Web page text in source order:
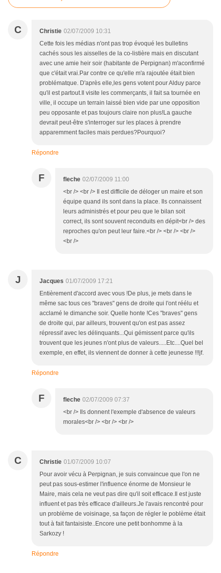
C Christie 02/07/2009 10:31
Cette fois les médias n'ont pas trop évoqué les bulletins
cachés sous les aisselles de la co-listière mais en discutant
avec une amie heir soir (habitante de Perpignan) m'aconfirmé
que c'était vrai.Par contre ce qu'elle m'a rajoutée était bien
problématque. D'après elle,les gens votent pour Alduy parce
qu'il est partout.Il visite les commerçants, il fait sa tournée en
ville, il occupe un terrain laissé bien vide par une opposition
peu opposante et pas toujours claire non plus!La gauche
devrait peut-être s'interroger sur les places à prendre
apparemment faciles mais perdues?Pourquoi?
Répondre
F fleche 02/07/2009 11:00
<br /> <br /> Il est difficile de déloger un maire et son
équipe quand ils sont dans la place. Ils connaissent
leurs administrés et pour peu que le bilan soit
correct, ils sont souvent reconduits en dépit<br /> des
reproches qu'on peut leur faire.<br /> <br /> <br />
<br />
J Jacques 01/07/2009 17:21
Entièrement d'accord avec vous !De plus, je mets dans le
même sac tous ces "braves" gens de droite qui l'ont réélu et
acclamé le dimanche soir. Quelle honte !Ces "braves" gens
de droite qui, par ailleurs, trouvent qu'on est pas assez
répressif avec les délinquants...Qui gémissent parce qu'ils
trouvent que les jeunes n'ont plus de valeurs.....Etc....Quel bel
exemple, en effet, ils viennent de donner à cette jeunesse !!!jf.
Répondre
F fleche 02/07/2009 07:37
<br /> Ils donnent l'exemple d'absence de valeurs
morales<br /> <br /> <br />
C Christie 01/07/2009 10:07
Pour avoir vécu à Perpignan, je suis convaincue que l'on ne
peut pas sous-estimer l'influence énorme de Monsieur le
Maire, mais cela ne veut pas dire qu'il soit efficace.Il est juste
influent et pas très efficace d'ailleurs.Je l'avais rencontré pour
un problème de voisinage, sa façon de régler le poblème était
tout à fait fantaisiste..Encore une petit bonhomme à la
Sarkozy !
Répondre